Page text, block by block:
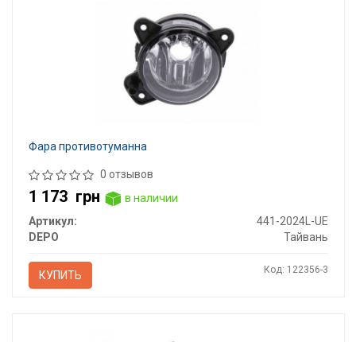
Фара противотуманна
0 отзывов
1 173 грн
в наличии
Артикул:
441-2024L-UE
DEPO
Тайвань
КУПИТЬ Код: 122356-3